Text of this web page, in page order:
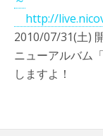
http://
2010/07/31(土)
ニューアルバム
しますよ！